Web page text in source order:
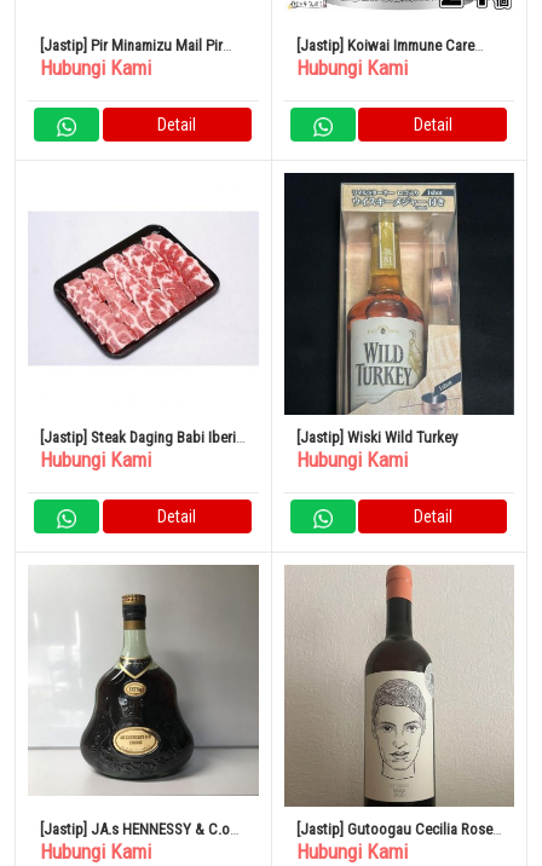
[Jastip] Pir Minamizu Mail Pir
Jepang Kotak Kecil 4 – 6 Buah
Hubungi Kami
Detail
[Jastip] Koiwai Immune Care
Yogurt Rendah Lemak 100g Set
Hubungi Kami
Detail
[Jastip] Steak Daging Babi Iberia
Spanyol 500G
Hubungi Kami
Detail
[Jastip] Wiski Wild Turkey
Hubungi Kami
Detail
[Jastip] JA.s HENNESSY & C.o
COGNAC EXTRA
Hubungi Kami
[Jastip] Gutoogau Cecilia Rose
2021
Hubungi Kami